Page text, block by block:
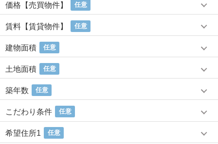
価格【売買物件】 任意
賃料【賃貸物件】 任意
建物面積 任意
土地面積 任意
築年数 任意
こだわり条件 任意
希望住所1 任意